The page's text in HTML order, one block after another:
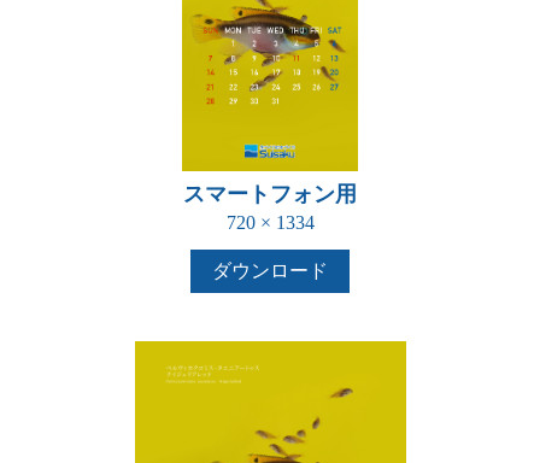
スマートフォン用
720 × 1334
ダウンロード